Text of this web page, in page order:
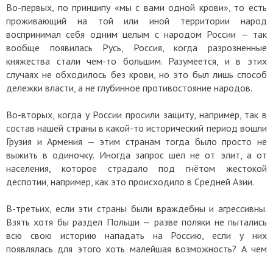
Во-первых, по принципу «мы с вами одной крови», то есть
проживающий на той или иной территории народ
воспринимал себя одним целым с народом России — так
вообще появилась Русь, Россия, когда разрозненные
княжества стали чем-то большим. Разумеется, и в этих
случаях не обходилось без крови, но это был лишь способ
дележки власти, а не глубинное противостояние народов.
Во-вторых, когда у России просили защиту, например, так в
состав нашей страны в какой-то исторический период вошли
Грузия и Армения — этим странам тогда было просто не
выжить в одиночку. Иногда запрос шёл не от элит, а от
населения, которое страдало под гнётом жестокой
деспотии, например, как это происходило в Средней Азии.
В-третьих, если эти страны были враждебны и агрессивны.
Взять хотя бы раздел Польши — разве поляки не пытались
всю свою историю нападать на Россию, если у них
появлялась для этого хоть малейшая возможность? А чем